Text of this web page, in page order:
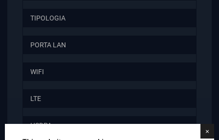
×
TIPOLOGIA
PORTA LAN
WIFI
LTE
HSDPA